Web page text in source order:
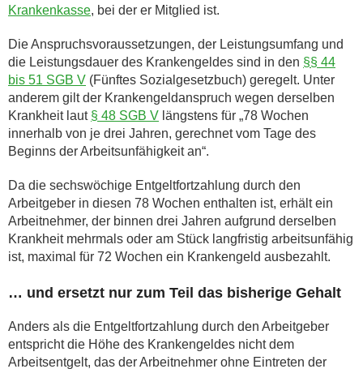
Krankenkasse, bei der er Mitglied ist.
Die Anspruchsvoraussetzungen, der Leistungsumfang und
die Leistungsdauer des Krankengeldes sind in den §§ 44
bis 51 SGB V (Fünftes Sozialgesetzbuch) geregelt. Unter
anderem gilt der Krankengeldanspruch wegen derselben
Krankheit laut § 48 SGB V längstens für „78 Wochen
innerhalb von je drei Jahren, gerechnet vom Tage des
Beginns der Arbeitsunfähigkeit an“.
Da die sechswöchige Entgeltfortzahlung durch den
Arbeitgeber in diesen 78 Wochen enthalten ist, erhält ein
Arbeitnehmer, der binnen drei Jahren aufgrund derselben
Krankheit mehrmals oder am Stück langfristig arbeitsunfähig
ist, maximal für 72 Wochen ein Krankengeld ausbezahlt.
… und ersetzt nur zum Teil das bisherige Gehalt
Anders als die Entgeltfortzahlung durch den Arbeitgeber
entspricht die Höhe des Krankengeldes nicht dem
Arbeitsentgelt, das der Arbeitnehmer ohne Eintreten der